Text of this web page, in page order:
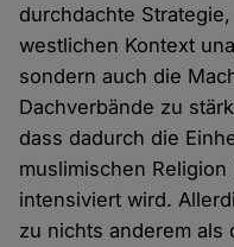
durchdachte
westlichen Kontext
sondern auch die
Dachverbände zu
dass dadurch die
muslimischen
intensiviert wird.
zu nichts anderem als